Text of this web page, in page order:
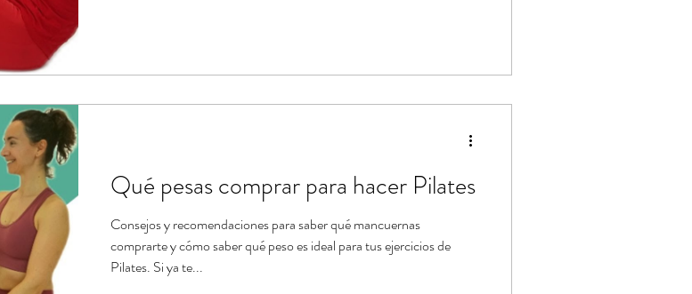
Qué pesas comprar para hacer Pilates
Consejos y recomendaciones para saber qué mancuernas
comprarte y cómo saber qué peso es ideal para tus ejercicios de
Pilates. Si ya te...